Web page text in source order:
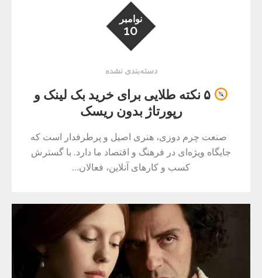
نوامبر
10
دسته‌بندی نشده
۵ نکته طلایی برای خرید بک لینک و
رپورتاژ بدون ریسک
صنعت چرم دوزی، هنری اصیل و پرطرفدار است که
جایگاه ویژه‌ای در فرهنگ و اقتصاد ما دارد. با گسترش
کسب و کارهای آنلاین، فعالان…